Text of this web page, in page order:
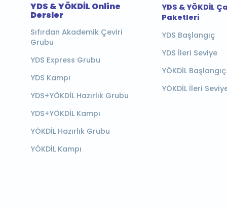
YDS & YÖKDİL Online
Dersler
Sıfırdan Akademik Çeviri
Grubu
YDS Express Grubu
YDS Kampı
YDS+YÖKDİL Hazırlık Grubu
YDS+YÖKDİL Kampı
YÖKDİL Hazırlık Grubu
YÖKDİL Kampı
YDS & YÖKDİL
Paketleri
YDS Başlangıç
YDS İleri Seviye
YÖKDİL Başlangıç
YÖKDİL İleri